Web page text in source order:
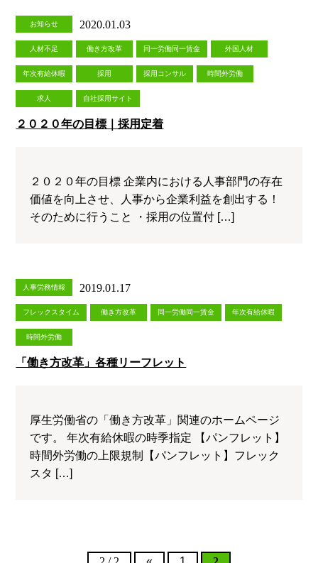
お知らせ 2020.01.03
人材不足 働き方改革 同一労働同一賃金 外国人材
年次有給休暇 採用 採用コンサル 時間外労働
求人 自社採用サイト
２０２０年の目標｜採用定着
２０２０年の目標 企業内における人事部門の存在
価値を向上させ、人事から企業利益を創出する！
そのために行うこと ・採用の位置付 […]
人事労務情報 2019.01.17
フレックスタイム 働き方改革 同一労働同一賃金 年次有給休暇
時間外労働
「働き方改革」各種リーフレット
厚生労働省の「働き方改革」関連のホームページ
です。 年次有給休暇の時季指定 【パンフレット】
時間外労働の上限規制【パンフレット】フレック
スタ […]